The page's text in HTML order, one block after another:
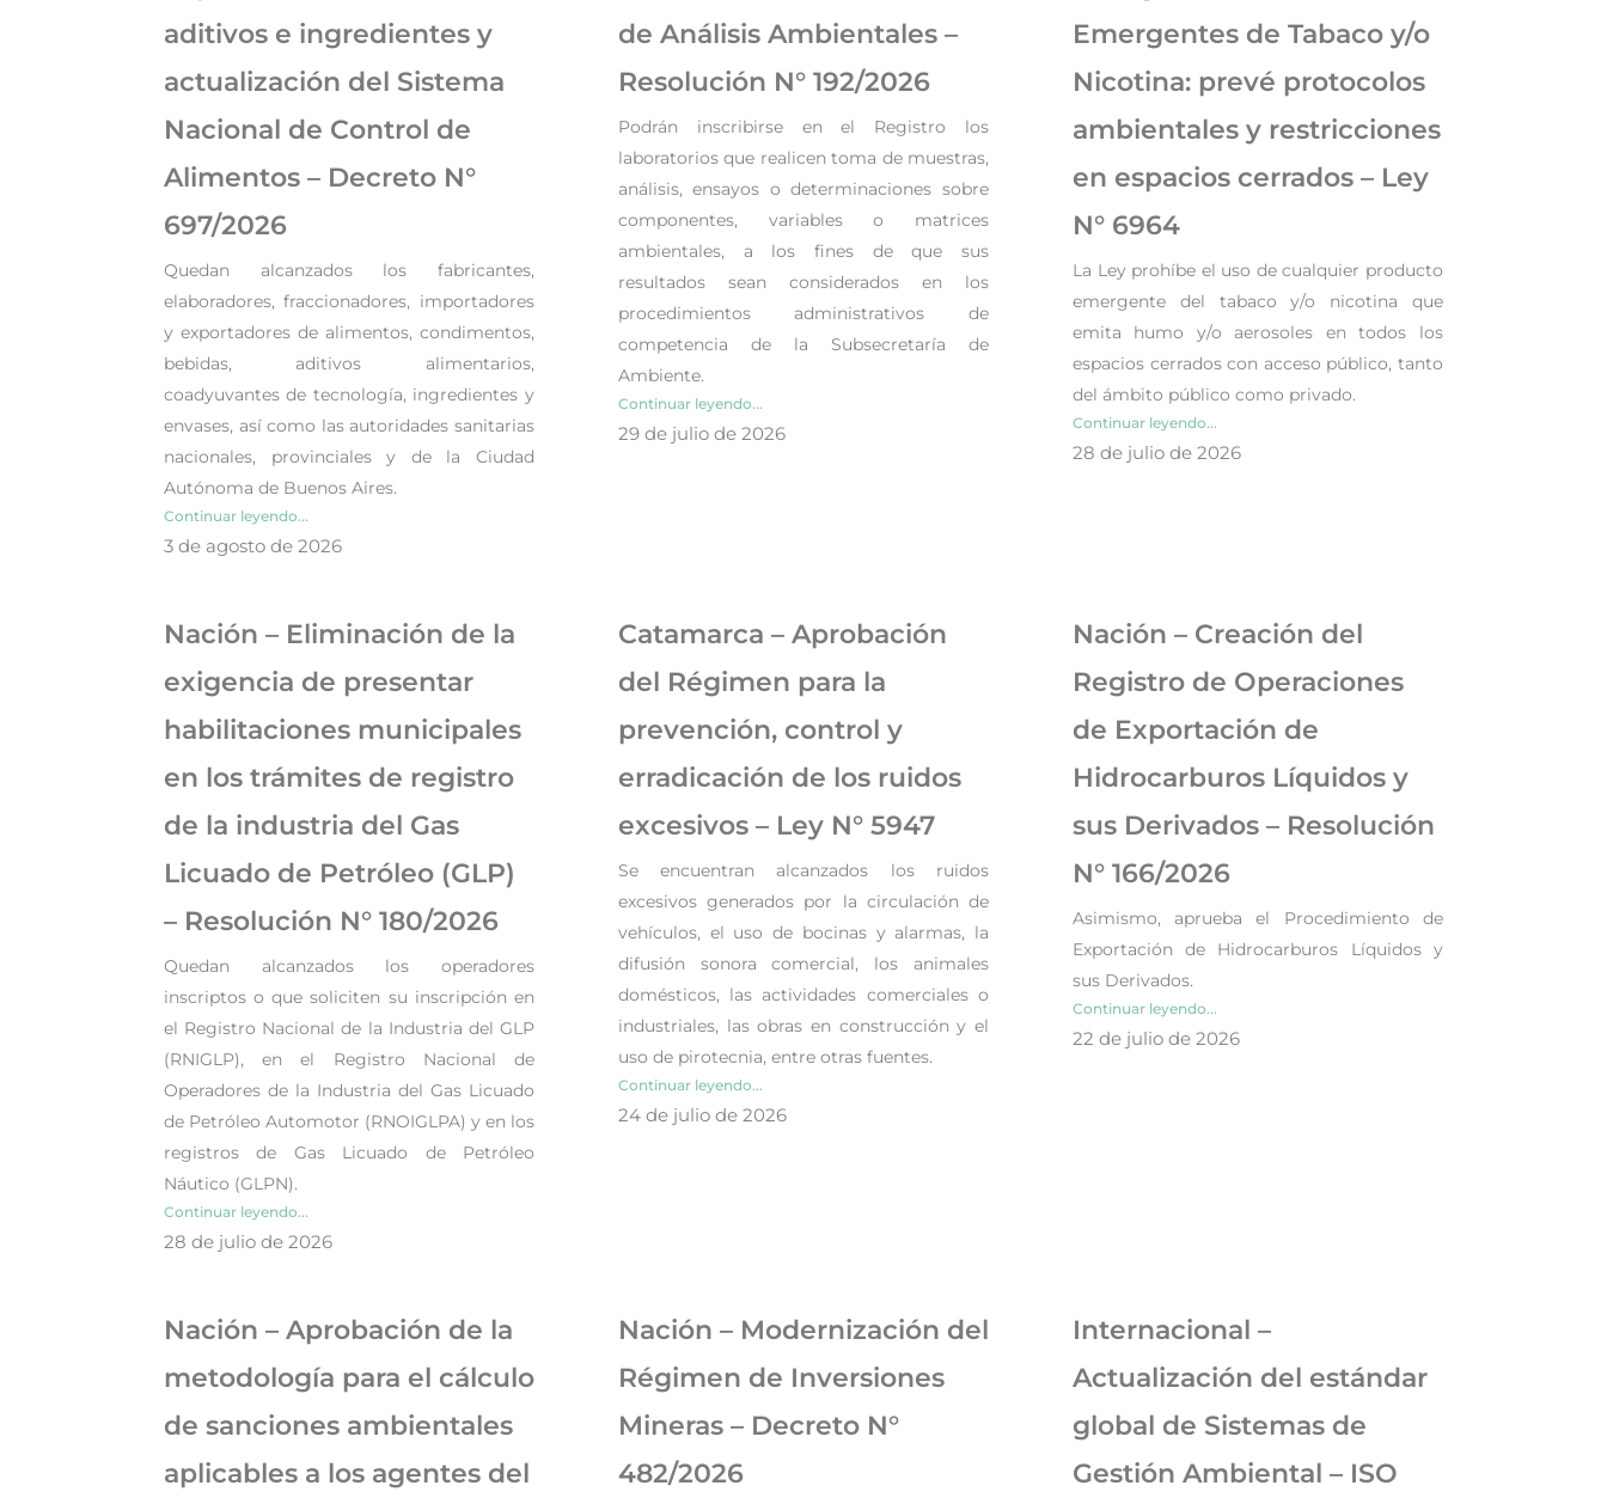
aditivos e ingredientes y
actualización del Sistema
Nacional de Control de
Alimentos – Decreto N°
697/2026
Quedan alcanzados los fabricantes,
elaboradores, fraccionadores, importadores
y exportadores de alimentos, condimentos,
bebidas, aditivos alimentarios,
coadyuvantes de tecnología, ingredientes y
envases, así como las autoridades sanitarias
nacionales, provinciales y de la Ciudad
Autónoma de Buenos Aires.
Continuar leyendo...
3 de agosto de 2026
de Análisis Ambientales –
Resolución N° 192/2026
Podrán inscribirse en el Registro los
laboratorios que realicen toma de muestras,
análisis, ensayos o determinaciones sobre
componentes, variables o matrices
ambientales, a los fines de que sus
resultados sean considerados en los
procedimientos administrativos de
competencia de la Subsecretaría de
Ambiente.
Continuar leyendo...
29 de julio de 2026
Emergentes de Tabaco y/o
Nicotina: prevé protocolos
ambientales y restricciones
en espacios cerrados – Ley
N° 6964
La Ley prohíbe el uso de cualquier producto
emergente del tabaco y/o nicotina que
emita humo y/o aerosoles en todos los
espacios cerrados con acceso público, tanto
del ámbito público como privado.
Continuar leyendo...
28 de julio de 2026
Nación – Eliminación de la
exigencia de presentar
habilitaciones municipales
en los trámites de registro
de la industria del Gas
Licuado de Petróleo (GLP)
– Resolución N° 180/2026
Quedan alcanzados los operadores
inscriptos o que soliciten su inscripción en
el Registro Nacional de la Industria del GLP
(RNIGLP), en el Registro Nacional de
Operadores de la Industria del Gas Licuado
de Petróleo Automotor (RNOIGLPA) y en los
registros de Gas Licuado de Petróleo
Náutico (GLPN).
Continuar leyendo...
28 de julio de 2026
Catamarca – Aprobación
del Régimen para la
prevención, control y
erradicación de los ruidos
excesivos – Ley N° 5947
Se encuentran alcanzados los ruidos
excesivos generados por la circulación de
vehículos, el uso de bocinas y alarmas, la
difusión sonora comercial, los animales
domésticos, las actividades comerciales o
industriales, las obras en construcción y el
uso de pirotecnia, entre otras fuentes.
Continuar leyendo...
24 de julio de 2026
Nación – Creación del
Registro de Operaciones
de Exportación de
Hidrocarburos Líquidos y
sus Derivados – Resolución
N° 166/2026
Asimismo, aprueba el Procedimiento de
Exportación de Hidrocarburos Líquidos y
sus Derivados.
Continuar leyendo...
22 de julio de 2026
Nación – Aprobación de la
metodología para el cálculo
de sanciones ambientales
aplicables a los agentes del
Nación – Modernización del
Régimen de Inversiones
Mineras – Decreto N°
482/2026
Internacional –
Actualización del estándar
global de Sistemas de
Gestión Ambiental – ISO